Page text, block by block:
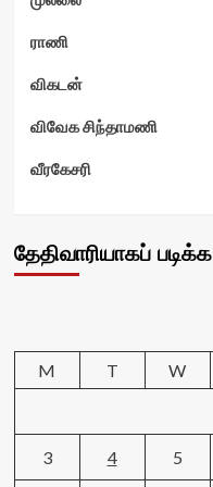
ராணி
விகடன்
விவேக சிந்தாமணி
வீரகேசரி
தேதிவாரியாகப் படிக்க
M
T W
3 4 5